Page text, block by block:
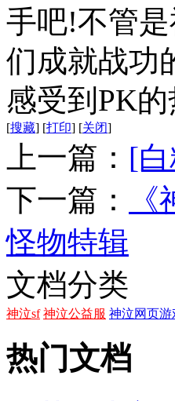
手吧!不管
们成就战功
感受到PK
[搜藏] [打印] [关闭]
上一篇： [
下一篇：
怪物特辑
文档分类
神泣sf 神泣公益服 神泣网页游
热门文档